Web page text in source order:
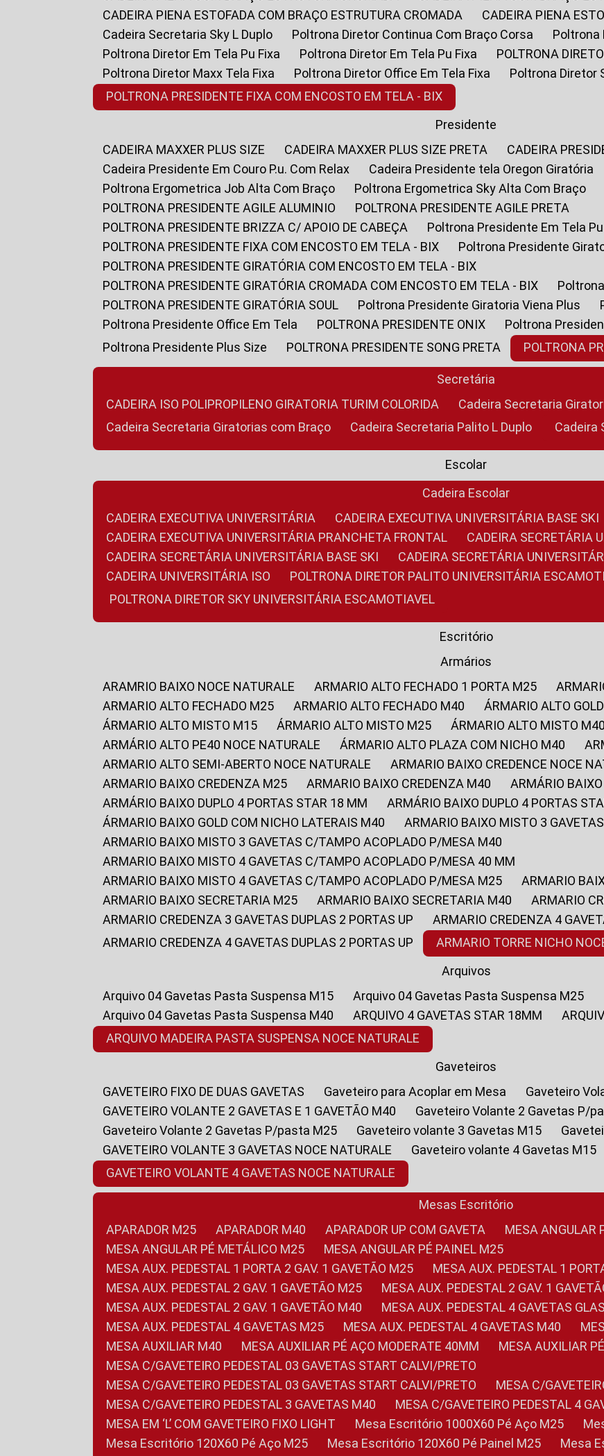
CADEIRA PIENA ESTOFADA COM BRAÇO ESTRUTURA CROMADA
CADEIRA PIENA
Cadeira Secretaria Sky L Duplo
Poltrona Diretor Continua Com Braço Corsa
Poltrona Diretor Em Tela Pu Fixa
Poltrona Diretor Em Tela Pu Fixa
POLTRONA
Poltrona Diretor Maxx Tela Fixa
Poltrona Diretor Office Em Tela Fixa
Poltrona
POLTRONA PRESIDENTE FIXA COM ENCOSTO EM TELA - BIX
Presidente
CADEIRA MAXXER PLUS SIZE
CADEIRA MAXXER PLUS SIZE PRETA
CADEIRA
Cadeira Presidente Em Couro P.u. Com Relax
Cadeira Presidente tela Oregon Giratória
Poltrona Ergometrica Job Alta Com Braço
Poltrona Ergometrica Sky Alta Com Braço
POLTRONA PRESIDENTE AGILE ALUMINIO
POLTRONA PRESIDENTE AGILE PRETA
POLTRONA PRESIDENTE BRIZZA C/ APOIO DE CABEÇA
Poltrona Presidente Em Tela Pu
POLTRONA PRESIDENTE FIXA COM ENCOSTO EM TELA - BIX
Poltrona Presidente
POLTRONA PRESIDENTE GIRATÓRIA COM ENCOSTO EM TELA - BIX
POLTRONA PRESIDENTE GIRATÓRIA CROMADA COM ENCOSTO EM TELA - BIX
POLTRONA PRESIDENTE GIRATÓRIA SOUL
Poltrona Presidente Giratoria Viena Plus
Poltrona Presidente Office Em Tela
POLTRONA PRESIDENTE ONIX
Poltrona
Poltrona Presidente Plus Size
POLTRONA PRESIDENTE SONG PRETA POLTRONA
Secretária
CADEIRA ISO POLIPROPILENO GIRATORIA TURIM COLORIDA
Cadeira Secretaria
Cadeira Secretaria Giratorias com Braço
Cadeira Secretaria Palito L Duplo
Escolar
Cadeira Escolar
CADEIRA EXECUTIVA UNIVERSITÁRIA
CADEIRA EXECUTIVA UNIVERSITÁRIA BASE SKI
CADEIRA EXECUTIVA UNIVERSITÁRIA PRANCHETA FRONTAL
CADEIRA SECRETÁRIA
CADEIRA SECRETÁRIA UNIVERSITÁRIA BASE SKI
CADEIRA SECRETÁRIA
CADEIRA UNIVERSITÁRIA ISO
POLTRONA DIRETOR PALITO UNIVERSITÁRIA
POLTRONA DIRETOR SKY UNIVERSITÁRIA ESCAMOTIAVEL
Escritório
Armários
ARAMRIO BAIXO NOCE NATURALE
ARMARIO ALTO FECHADO 1 PORTA M25
ARMARIO ALTO FECHADO M25
ARMARIO ALTO FECHADO M40
ÁRMARIO ALTO
ÁRMARIO ALTO MISTO M15
ÁRMARIO ALTO MISTO M25
ÁRMARIO ALTO MISTO M40
ARMÁRIO ALTO PE40 NOCE NATURALE
ÁRMARIO ALTO PLAZA COM NICHO M40
ARMARIO ALTO SEMI-ABERTO NOCE NATURALE
ARMARIO BAIXO CREDENCE NOCE
ARMARIO BAIXO CREDENZA M25
ARMARIO BAIXO CREDENZA M40
ARMÁRIO
ARMÁRIO BAIXO DUPLO 4 PORTAS STAR 18 MM
ARMÁRIO BAIXO DUPLO 4 PORTAS
ÁRMARIO BAIXO GOLD COM NICHO LATERAIS M40
ARMARIO BAIXO MISTO 3
ARMARIO BAIXO MISTO 3 GAVETAS C/TAMPO ACOPLADO P/MESA M40
ARMARIO BAIXO MISTO 4 GAVETAS C/TAMPO ACOPLADO P/MESA 40 MM
ARMARIO BAIXO MISTO 4 GAVETAS C/TAMPO ACOPLADO P/MESA M25
ARMARIO
ARMARIO BAIXO SECRETARIA M25
ARMARIO BAIXO SECRETARIA M40
ARMARIO
ARMARIO CREDENZA 3 GAVETAS DUPLAS 2 PORTAS UP
ARMARIO CREDENZA 4
ARMARIO CREDENZA 4 GAVETAS DUPLAS 2 PORTAS UP
ARMARIO TORRE NICHO
Arquivos
Arquivo 04 Gavetas Pasta Suspensa M15
Arquivo 04 Gavetas Pasta Suspensa M25
Arquivo 04 Gavetas Pasta Suspensa M40
ARQUIVO 4 GAVETAS STAR 18MM
ARQUIVO MADEIRA PASTA SUSPENSA NOCE NATURALE
Gaveteiros
GAVETEIRO FIXO DE DUAS GAVETAS
Gaveteiro para Acoplar em Mesa
Gaveteiro
GAVETEIRO VOLANTE 2 GAVETAS E 1 GAVETÃO M40
Gaveteiro Volante 2 Gavetas P/
Gaveteiro Volante 2 Gavetas P/pasta M25
Gaveteiro volante 3 Gavetas M15
GAVETEIRO VOLANTE 3 GAVETAS NOCE NATURALE
Gaveteiro volante 4 Gavetas M15
GAVETEIRO VOLANTE 4 GAVETAS NOCE NATURALE
Mesas Escritório
APARADOR M25
APARADOR M40 APARADOR UP COM GAVETA
MESA
MESA ANGULAR PÉ METÁLICO M25
MESA ANGULAR PÉ PAINEL M25
MESA AUX. PEDESTAL 1 PORTA 2 GAV. 1 GAVETÃO M25
MESA AUX. PEDESTAL 1
MESA AUX. PEDESTAL 2 GAV. 1 GAVETÃO M25
MESA AUX. PEDESTAL 2 GAV. 1
MESA AUX. PEDESTAL 2 GAV. 1 GAVETÃO M40
MESA AUX. PEDESTAL 4 GAVETAS
MESA AUX. PEDESTAL 4 GAVETAS M25
MESA AUX. PEDESTAL 4 GAVETAS M40
MESA AUXILIAR M40
MESA AUXILIAR PÉ AÇO MODERATE 40MM
MESA AUXILIAR
MESA C/GAVETEIRO PEDESTAL 03 GAVETAS START CALVI/PRETO
MESA C/GAVETEIRO PEDESTAL 03 GAVETAS START CALVI/PRETO
MESA C/
MESA C/GAVETEIRO PEDESTAL 3 GAVETAS M40
MESA C/GAVETEIRO PEDESTAL 4
MESA EM ‘L’ COM GAVETEIRO FIXO LIGHT
Mesa Escritório 1000X60 Pé Aço M25
Mesa Escritório 120X60 Pé Aço M25
Mesa Escritório 120X60 Pé Painel M25
Mesa